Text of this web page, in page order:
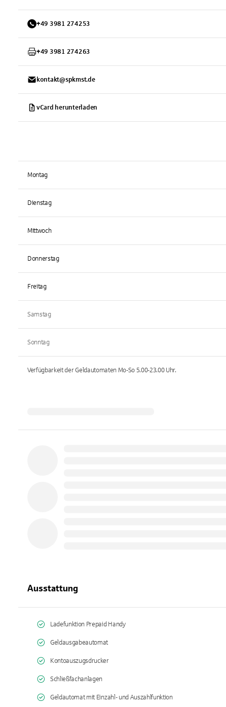
+49 3981 274253
+49 3981 274263
kontakt@spkmst.de
vCard herunterladen
Montag
Dienstag
Mittwoch
Donnerstag
Freitag
Samstag
Sonntag
Verfügbarkeit der Geldautomaten Mo-So 5.00-23.00Uhr.
Ausstattung
Ladefunktion Prepaid Handy
Geldausgabeautomat
Kontoauszugsdrucker
Schließfachanlagen
Geldautomat mit Einzahl- und Auszahlfunktion